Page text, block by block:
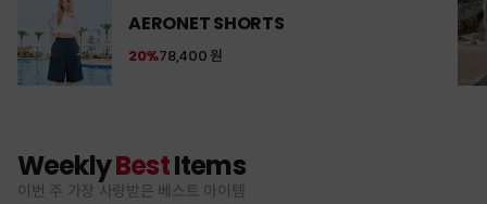
AERONET SHORTS
78,400 원
20%
WeeklyBestItems
이번 주 가장 사랑받은 베스트 아이템